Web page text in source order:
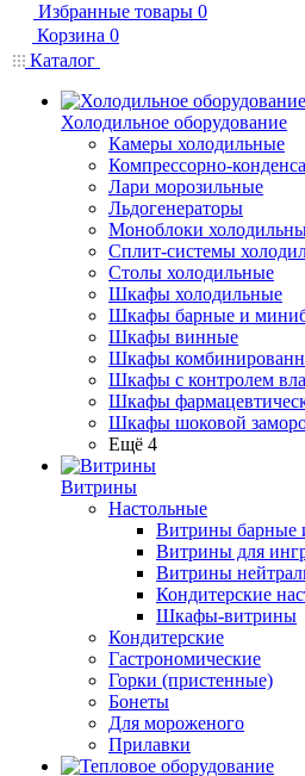
Избранные товары 0
Корзина 0
Каталог
Холодильное оборудование
Камеры холодильные
Компрессорно-
Лари морозильные
Льдогенераторы
Моноблоки
Сплит-системы
Столы холодильные
Шкафы холодильные
Шкафы барные и
Шкафы винные
Шкафы
Шкафы с контролем
Шкафы
Шкафы шоковой
Ещё 4
Витрины
Настольные
Витрины барные
Витрины для
Витрины
Кондитерские
Шкафы-витрины
Кондитерские
Гастрономические
Горки (пристенные)
Бонеты
Для мороженого
Прилавки